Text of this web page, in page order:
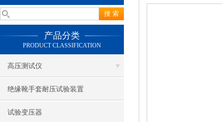
产品分类
PRODUCT CLASSIFICATION
高压测试仪
绝缘靴手套耐压试验装置
试验变压器